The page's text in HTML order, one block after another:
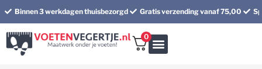
Binnen 3 werkdagen thuisbezorgd Gratis verzending vanaf 75,00
0